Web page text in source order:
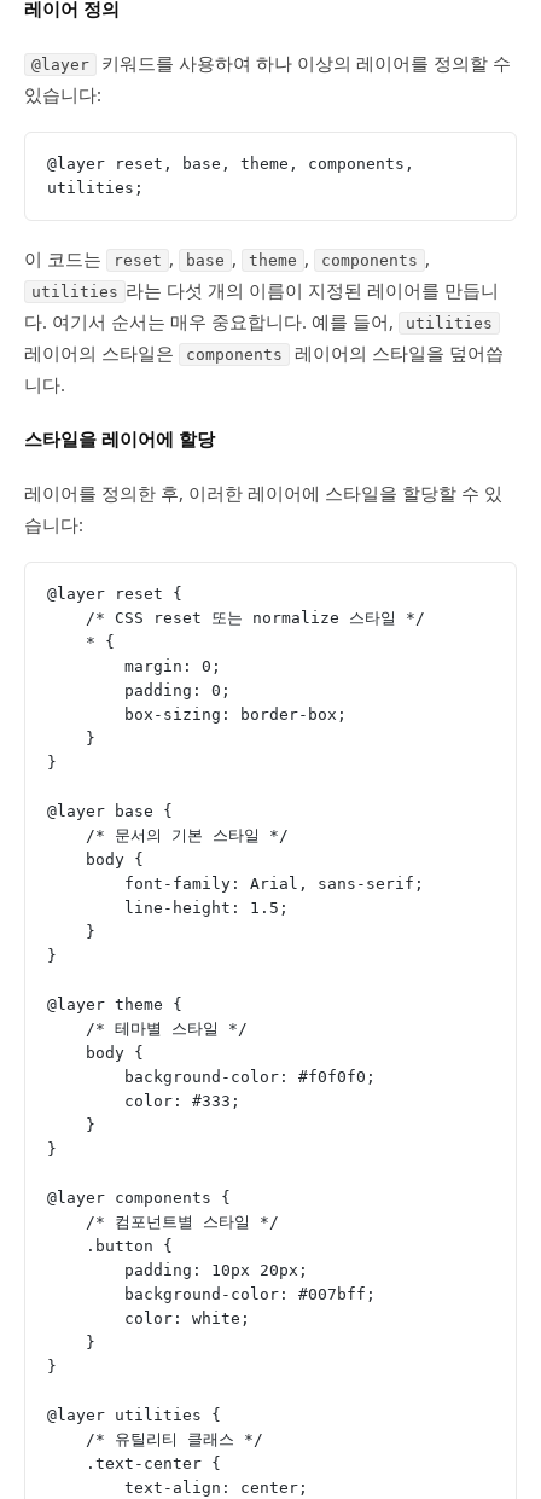
레이어 정의
@layer
키워드를 사용하여 하나 이상의 레이어를 정의할 수
있습니다:
@layer reset, base, theme, components,
utilities;
이 코드는 reset , base , theme , components ,
utilities 라는 다섯 개의 이름이 지정된 레이어를 만듭니
다. 여기서 순서는 매우 중요합니다. 예를 들어,
utilities
레이어의 스타일은 components
레이어의 스타일을 덮어씁
니다.
스타일을 레이어에 할당
레이어를 정의한 후, 이러한 레이어에 스타일을 할당할 수 있
습니다:
@layer reset {
    /* CSS reset 또는 normalize 스타일 */
    * {
        margin: 0;
        padding: 0;
        box-sizing: border-box;
    }
}
@layer base {
    /* 문서의 기본 스타일 */
    body {
        font-family: Arial, sans-serif;
        line-height: 1.5;
    }
}
@layer theme {
    /* 테마별 스타일 */
    body {
        background-color: #f0f0f0;
        color: #333;
    }
}
@layer components {
    /* 컴포넌트별 스타일 */
    .button {
        padding: 10px 20px;
        background-color: #007bff;
        color: white;
    }
}
@layer utilities {
    /* 유틸리티 클래스 */
    .text-center {
        text-align: center;